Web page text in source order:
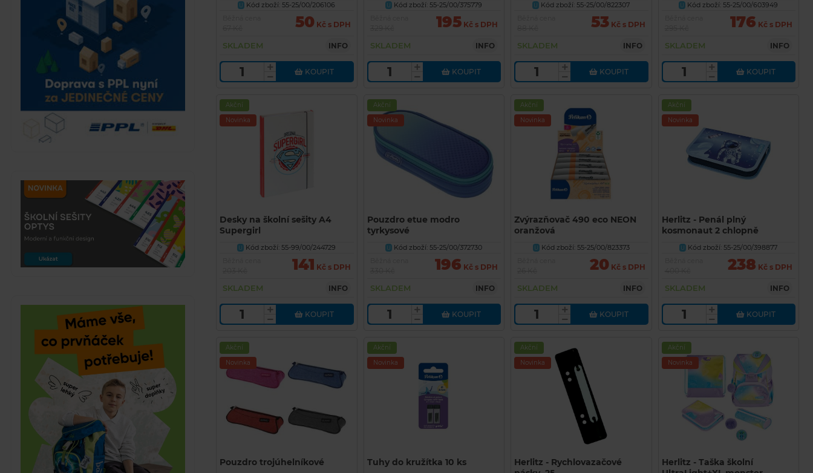
U
Kód zboží: 55-25/00/206106
50Kč s DPH
SKLADEM INFO
KOUPIT
U
Kód zboží: 55-25/00/375779
195 Kč s DPH
SKLADEM INFO
KOUPIT
U
Kód zboží: 55-25/00/822307
53Kč s DPH
SKLADEM INFO
KOUPIT
U
Kód zboží: 55-25/00/603949
176 Kč s DPH
SKLADEM INFO
KOUPIT
Akční
Novinka
Desky na školní sešity A4
Supergirl
U
Kód zboží: 55-99/00/244729
141 Kč s DPH
SKLADEM INFO
KOUPIT
Akční
Novinka
Pouzdro etue modro
tyrkysové
U
Kód zboží: 55-25/00/372730
196 Kč s DPH
SKLADEM INFO
KOUPIT
Akční
Novinka
Zvýrazňovač 490 eco NEON
oranžová
U Kód zboží: 55-25/00/823373
20Kč s DPH
SKLADEM INFO
KOUPIT
Akční
Novinka
Herlitz - Penál plný
kosmonaut 2 chlopně
U
Kód zboží: 55-25/00/398877
238 Kč s DPH
SKLADEM INFO
KOUPIT
Akční
Novinka
Pouzdro trojúhelníkové
Akční
Novinka
Tuhy do kružítka 10 ks
Akční
Novinka
Herlitz - Rychlovazačové
Akční
Novinka
Herlitz - Taška školní